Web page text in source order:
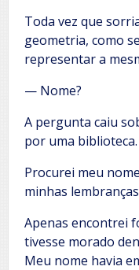
Toda vez que
geometria, como
representar a
— Nome?
A pergunta caiu
por uma biblioteca.
Procurei meu
minhas
Apenas encontrei
tivesse morado
Meu nome havia